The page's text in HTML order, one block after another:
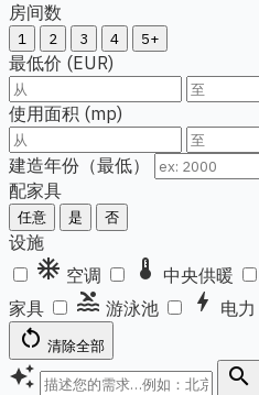
房间数
1 2 3 4 5+
最低价 (EUR)
使用面积 (mp)
建造年份（最低）
配家具
任意 是 否
设施
ac_unit 空调 thermostat 中央供暖
家具
pool 游泳池 bolt 电力
restart_alt 清除全部
auto_awesome search